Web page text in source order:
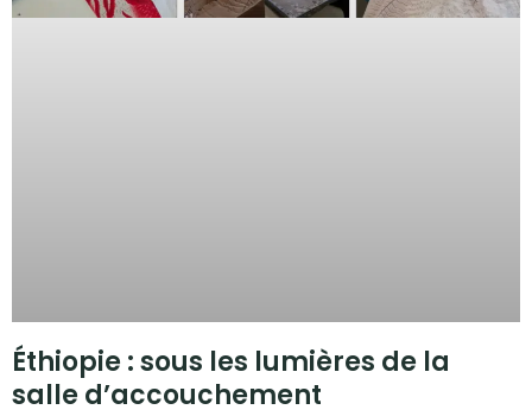
Éthiopie : sous les lumières de la
salle d’accouchement